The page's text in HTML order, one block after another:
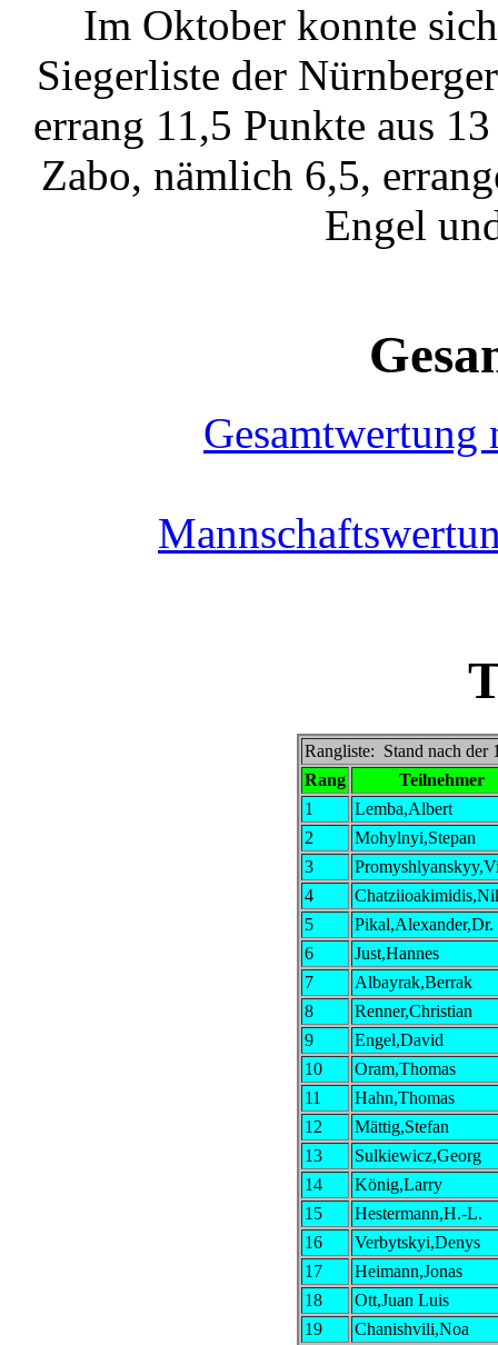
Im Oktober konnte
Siegerliste der
errang 11,5 Punkte aus
Zabo, nämlich 6,5,
Engel
Gesamtwertung
Rangliste: Stand nach der
Rang
Teilnehmer
1
Lemba,Albert
2
Mohylnyi,Stepan
3
4
5
Pikal,Alexander,Dr.
6
Just,Hannes
7
Albayrak,Berrak
8
Renner,Christian
9
Engel,David
10
Oram,Thomas
11
Hahn,Thomas
12
Mättig,Stefan
13
Sulkiewicz,Georg
14
König,Larry
15
Hestermann,H.-L.
16
Verbytskyi,Denys
17
Heimann,Jonas
18
Ott,Juan Luis
19
Chanishvili,Noa